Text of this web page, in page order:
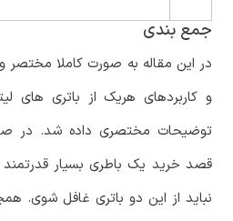
جمع بندی
در این مقاله به صورت کاملا مختصر
و کاربردهای هریک از باتری های
توضیحات مختصری داده شد. در
قصد خرید یک باطری بسیار قدرتمند
نباید از این دو باتری غافل شوی.